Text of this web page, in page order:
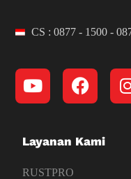
CS : 0877 - 1500 -
Layanan Kami
RUSTPRO